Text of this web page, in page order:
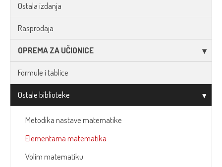
Ostala izdanja
Rasprodaja
OPREMA ZA UČIONICE
Formule i tablice
Ostale biblioteke
Metodika nastave matematike
Elementarna matematika
Volim matematiku